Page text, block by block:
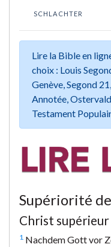
SCHLACHTER
Lire la Bible en
choix : Louis
Genève, Segond
Annotée,
Testament
Supériorité
Christ supérieur
1 Nachdem Gott vor